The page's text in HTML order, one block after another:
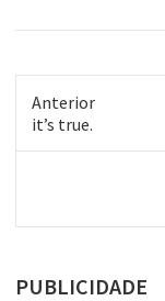
Anterior
Post
anterior:
it’s true.
post:
PUBLICIDADE